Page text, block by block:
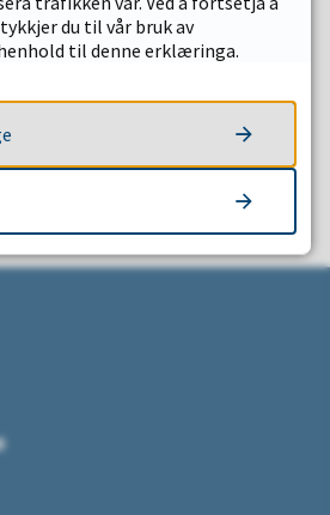
du leita etter?
du til vår bruk av
til denne erklæringa.